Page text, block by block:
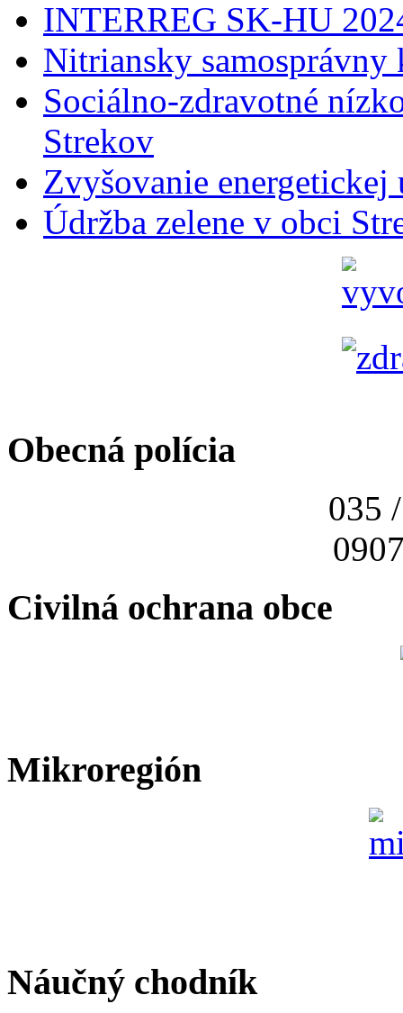
INTERREG SK-HU
Nitriansky samosprávny
Sociálno-zdravotné
Strekov
Zvyšovanie
Údržba zelene v obci
Obecná polícia
035
Civilná ochrana obce
Mikroregión
Náučný chodník